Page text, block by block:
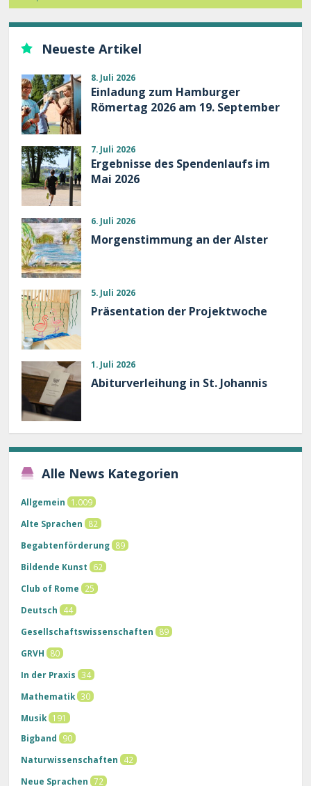
Neueste Artikel
8. Juli 2026
Einladung zum Hamburger
Römertag 2026 am 19. September
7. Juli 2026
Ergebnisse des Spendenlaufs im
Mai 2026
6. Juli 2026
Morgenstimmung an der Alster
5. Juli 2026
Präsentation der Projektwoche
1. Juli 2026
Abiturverleihung in St. Johannis
Alle News Kategorien
Allgemein
1.009
Alte Sprachen
82
Begabtenförderung 89
Bildende Kunst
62
Club of Rome
25
Deutsch
44
Gesellschaftswissenschaften
89
GRVH
80
In der Praxis
34
Mathematik 30
Musik 191
Bigband
90
Naturwissenschaften
42
Neue Sprachen 72